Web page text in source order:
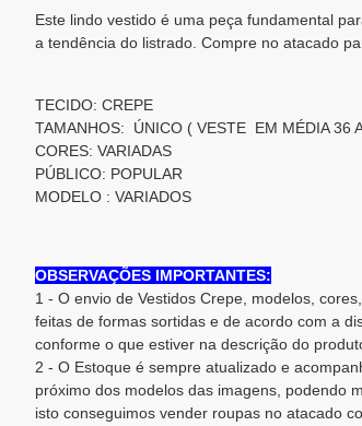
Este lindo vestido é uma peça fundamental
a tendência do listrado. Compre no atacado
TECIDO: CREPE
TAMANHOS: ÚNICO ( VESTE EM MÉDIA 36
CORES: VARIADAS
PÚBLICO: POPULAR
MODELO : VARIADOS
OBSERVAÇÕES IMPORTANTES:
1 - O envio de Vestidos Crepe, modelos,
feitas de formas sortidas e de acordo com a
conforme o que estiver na descrição do
2 - O Estoque é sempre atualizado e
próximo dos modelos das imagens, podendo
isto conseguimos vender roupas no atacado